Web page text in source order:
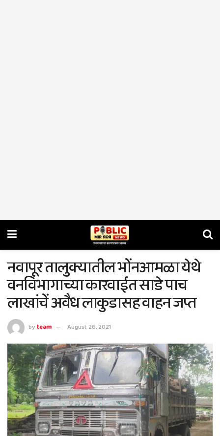
नवापूर तालुक्यातील भोंनआमळा येथे
वनविभागाच्या कारवाईत साडे पाच
लाखांचें अवैध लाकुडासह वाहन जप्त
byteam August 26, 2021